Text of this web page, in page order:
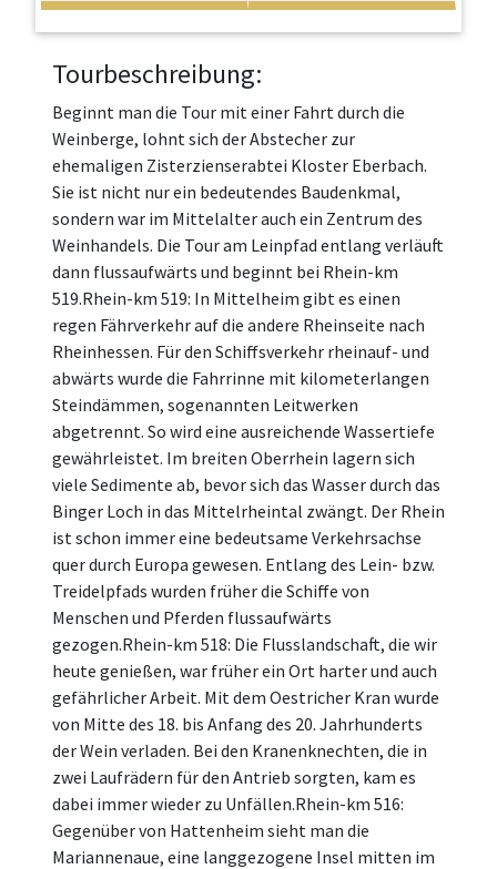
Tourbeschreibung:
Beginnt man die Tour mit einer Fahrt durch die
Weinberge, lohnt sich der Abstecher zur
ehemaligen Zisterzienserabtei Kloster Eberbach.
Sie ist nicht nur ein bedeutendes Baudenkmal,
sondern war im Mittelalter auch ein Zentrum des
Weinhandels. Die Tour am Leinpfad entlang verläuft
dann flussaufwärts und beginnt bei Rhein-km
519.Rhein-km 519: In Mittelheim gibt es einen
regen Fährverkehr auf die andere Rheinseite nach
Rheinhessen. Für den Schiffsverkehr rheinauf- und
abwärts wurde die Fahrrinne mit kilometerlangen
Steindämmen, sogenannten Leitwerken
abgetrennt. So wird eine ausreichende Wassertiefe
gewährleistet. Im breiten Oberrhein lagern sich
viele Sedimente ab, bevor sich das Wasser durch das
Binger Loch in das Mittelrheintal zwängt. Der Rhein
ist schon immer eine bedeutsame Verkehrsachse
quer durch Europa gewesen. Entlang des Lein- bzw.
Treidelpfads wurden früher die Schiffe von
Menschen und Pferden flussaufwärts
gezogen.Rhein-km 518: Die Flusslandschaft, die wir
heute genießen, war früher ein Ort harter und auch
gefährlicher Arbeit. Mit dem Oestricher Kran wurde
von Mitte des 18. bis Anfang des 20. Jahrhunderts
der Wein verladen. Bei den Kranenknechten, die in
zwei Laufrädern für den Antrieb sorgten, kam es
dabei immer wieder zu Unfällen.Rhein-km 516:
Gegenüber von Hattenheim sieht man die
Mariannenaue, eine langgezogene Insel mitten im